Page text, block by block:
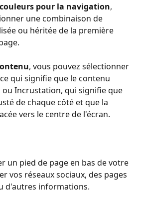
pour la navigation,
une combinaison de
ou héritée de la première
, vous pouvez sélectionner
qui signifie que le contenu
Incrustation, qui signifie que
de chaque côté et que la
vers le centre de l'écran.
un pied de page en bas de votre
vos réseaux sociaux, des pages
d'autres informations.